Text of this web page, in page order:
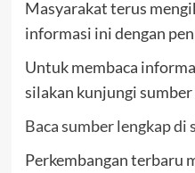
Masyarakat terus
informasi ini dengan
Untuk membaca
silakan kunjungi
Baca sumber lengkap di
Perkembangan terbaru